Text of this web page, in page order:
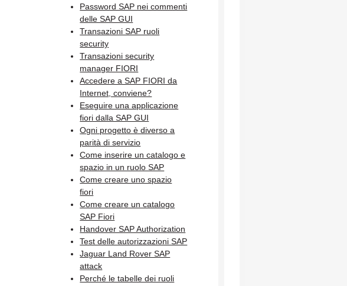
Password SAP nei commenti
delle SAP GUI
Transazioni SAP ruoli
security
Transazioni security
manager FIORI
Accedere a SAP FIORI da
Internet, conviene?
Eseguire una applicazione
fiori dalla SAP GUI
Ogni progetto è diverso a
parità di servizio
Come inserire un catalogo e
spazio in un ruolo SAP
Come creare uno spazio
fiori
Come creare un catalogo
SAP Fiori
Handover SAP Authorization
Test delle autorizzazioni SAP
Jaguar Land Rover SAP
attack
Perché le tabelle dei ruoli